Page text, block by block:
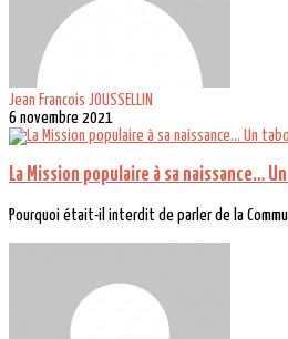
Jean Francois JOUSSELLIN
6 novembre 2021
La Mission populaire à sa naissance…
Pourquoi était-il interdit de parler de la